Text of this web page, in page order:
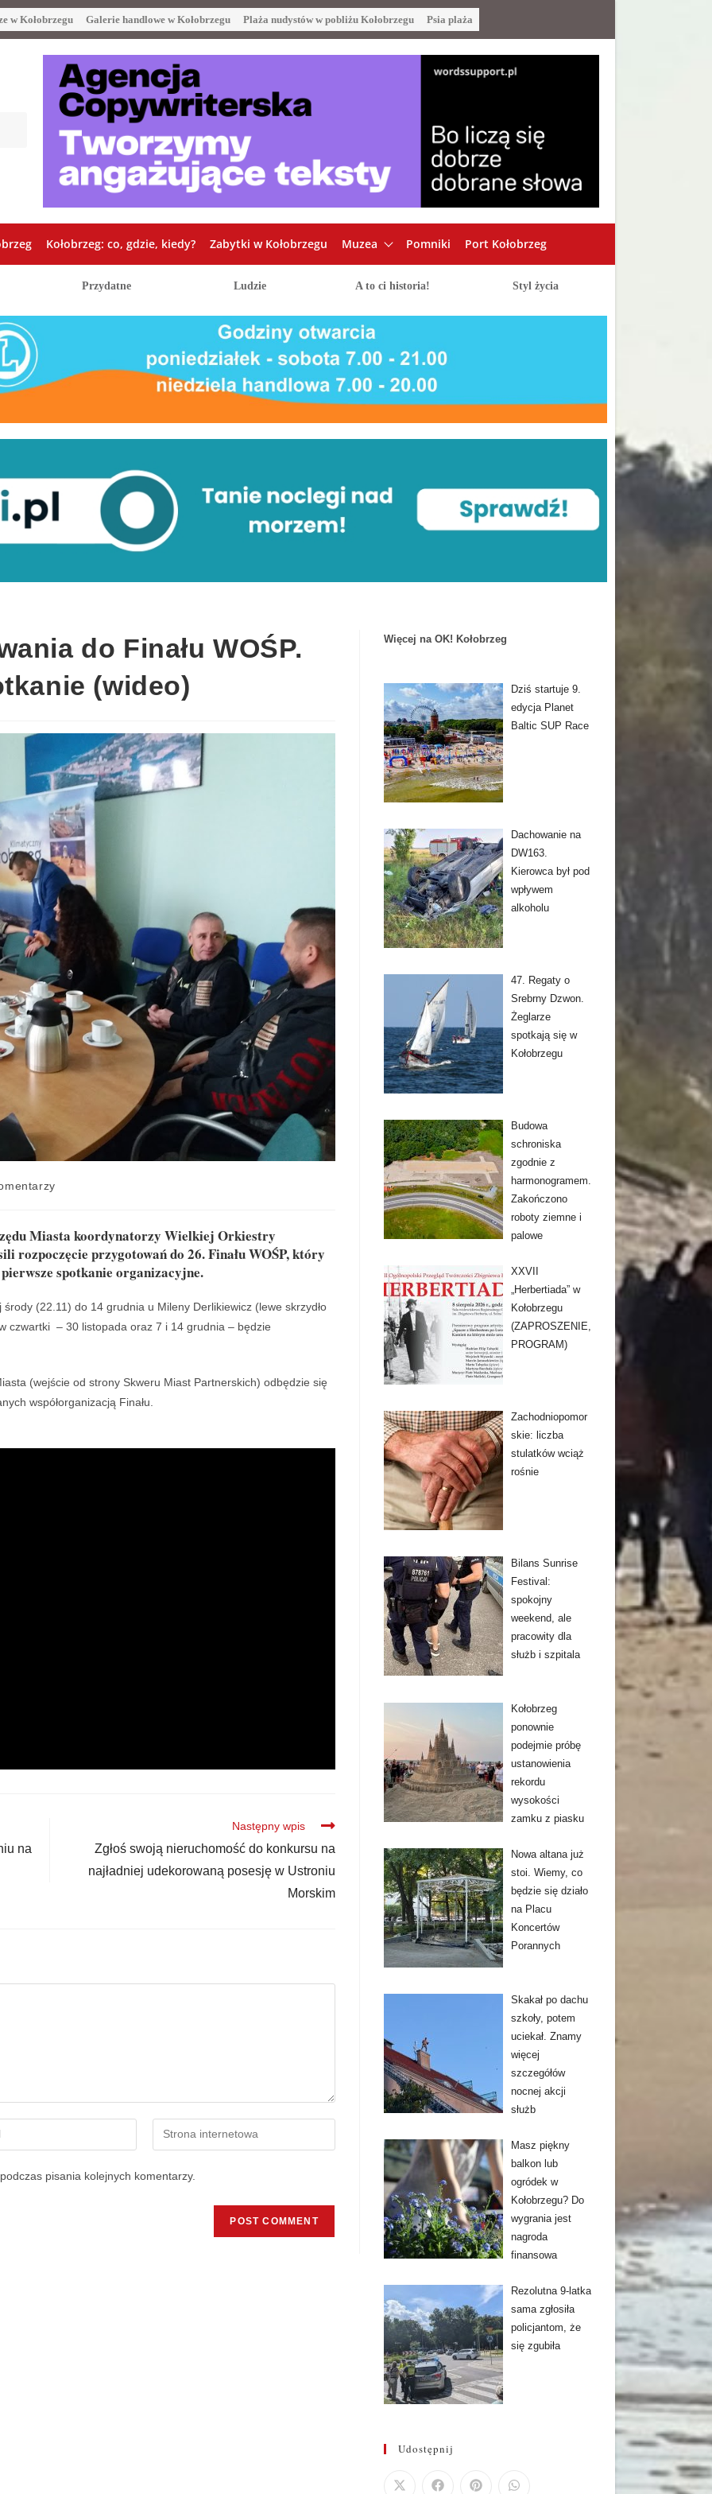
w Kołobrzegu Galerie handlowe w Kołobrzegu Plaża nudystów w pobliżu Kołobrzegu Psia plaża
Kołobrzeg: co, gdzie, kiedy? Zabytki w Kołobrzegu Muzea Pomniki Port Kołobrzeg
Przydatne Ludzie A to ci historia! Styl życia
do Finału WOŚP.
(wideo)
Miasta koordynatorzy Wielkiej Orkiestry
rozpoczęcie przygotowań do 26. Finału WOŚP, który
spotkanie organizacyjne.
(22.11) do 14 grudnia u Mileny Derlikiewicz (lewe skrzydło
czwartki – 30 listopada oraz 7 i 14 grudnia – będzie
(wejście od strony Skweru Miast Partnerskich) odbędzie się
współorganizacją Finału.
na
Następny wpis
Zgłoś swoją nieruchomość do konkursu na
najładniej udekorowaną posesję w Ustroniu
Morskim
pisania kolejnych komentarzy.
Więcej na OK! Kołobrzeg
Dziś startuje 9.
edycja Planet
Baltic SUP Race
Dachowanie na
DW163.
Kierowca był pod
wpływem
alkoholu
47. Regaty o
Srebrny Dzwon.
Żeglarze
spotkają się w
Kołobrzegu
Budowa
schroniska
zgodnie z
harmonogramem.
Zakończono
roboty ziemne i
palowe
XXVII
„Herbertiada” w
Kołobrzegu
(ZAPROSZENIE,
PROGRAM)
Zachodniopomor
skie: liczba
stulatków wciąż
rośnie
Bilans Sunrise
Festival:
spokojny
weekend, ale
pracowity dla
służb i szpitala
Kołobrzeg
ponownie
podejmie próbę
ustanowienia
rekordu
wysokości
zamku z piasku
Nowa altana już
stoi. Wiemy, co
będzie się działo
na Placu
Koncertów
Porannych
Skakał po dachu
szkoły, potem
uciekał. Znamy
więcej
szczegółów
nocnej akcji
służb
Masz piękny
balkon lub
ogródek w
Kołobrzegu? Do
wygrania jest
nagroda
finansowa
Rezolutna 9-latka
sama zgłosiła
policjantom, że
się zgubiła
Udostępnij